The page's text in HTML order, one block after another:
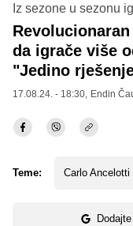
Iz sezone u sezonu
da igrače više
"Jedino
17.08.24. - 18:30, Endin
Teme: Carlo Ancelotti